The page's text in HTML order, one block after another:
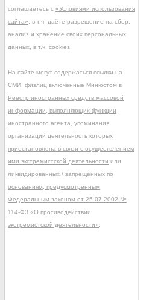
соглашаетесь с «Условиями использования
сайта» , в т.ч. даёте разрешение на сбор,
анализ и хранение своих персональных
данных, в т.ч. cookies.
На сайте могут содержаться ссылки на
СМИ, физлиц включённые Минюстом в
Реестр иностранных средств массовой
информации, выполняющих функции
иностранного агента , упоминания
организаций деятельность которых
приостановлена в связи с осуществлением
ими экстремистской деятельности или
ликвидированных / запрещённых по
основаниям, предусмотренным
Федеральным законом от 25.07.2002 №
114-ФЗ «О противодействии
экстремистской деятельности»